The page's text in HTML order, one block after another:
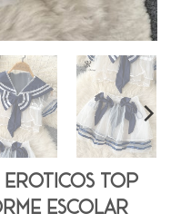
Eróticos Top
Escolar